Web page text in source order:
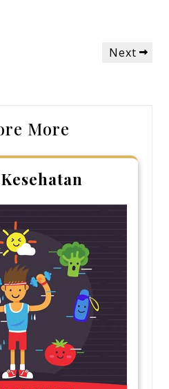
Next
Next
More